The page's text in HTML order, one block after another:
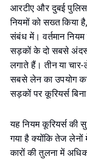
आरटीए और दुबई
नियमों को सख्त
संबंध में। वर्तमान
सड़कों के दो सबसे
लगाते हैं। तीन या
सबसे लेन का उपयोग
सड़कों पर कूरियर्स
यह नियम कूरियर्स की
गया है क्योंकि तेज लेनों
कारों की तुलना में